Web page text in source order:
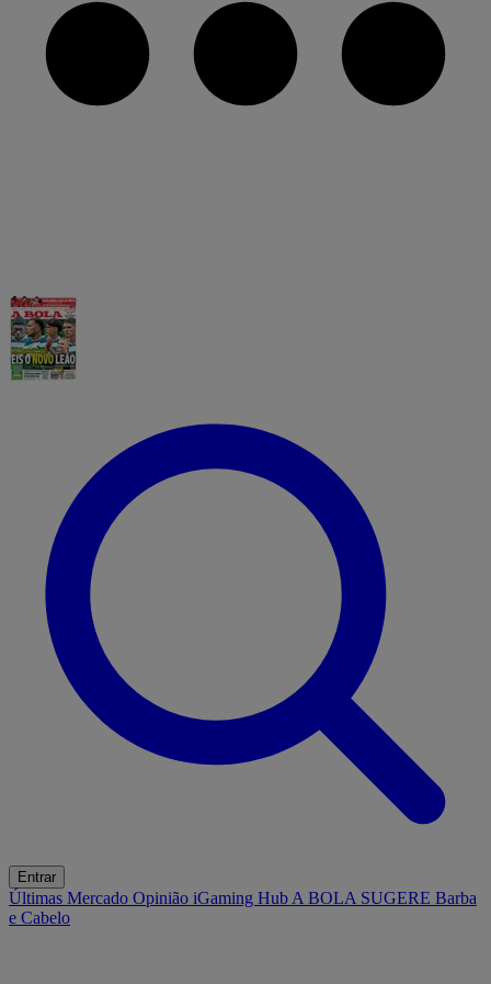
Entrar
Últimas Mercado Opinião iGaming Hub A BOLA SUGERE Barba
e Cabelo